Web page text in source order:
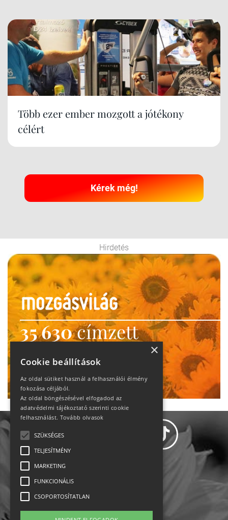
Több ezer ember mozgott a jótékony
célért
Kérek még!
Hirdetés
35 630címzett
heti motiváció
Ne maradj le!
Állásajánlatok
×
Cookie beállítások
Az oldal sütiket használ a felhasználói élmény
fokozása céljából.
Az oldal böngészésével elfogadod az
adatvédelmi tájékoztató szerinti cookie
felhasználást. Tovább olvasok
SZÜKSÉGES
TELJESÍTMÉNY
MARKETING
FUNKCIONÁLIS
CSOPORTOSÍTATLAN